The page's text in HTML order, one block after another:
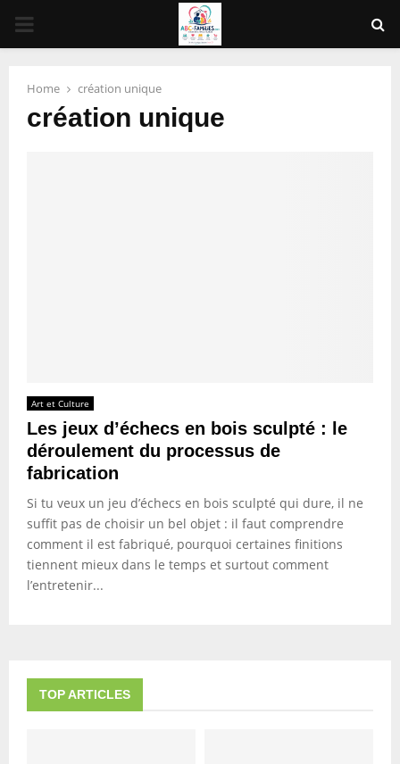
PRIMARY
Home création unique
création unique
Art et Culture
Les jeux d’échecs en bois sculpté : le
déroulement du processus de
fabrication
Si tu veux un jeu d’échecs en bois sculpté qui dure, il ne
suffit pas de choisir un bel objet : il faut comprendre
comment il est fabriqué, pourquoi certaines finitions
tiennent mieux dans le temps et surtout comment
l’entretenir...
TOP ARTICLES